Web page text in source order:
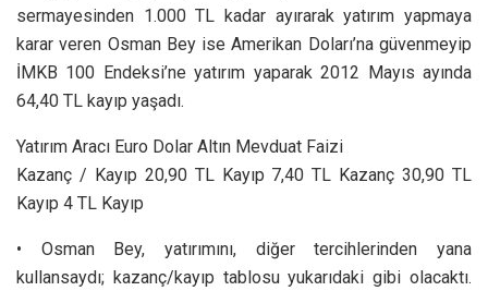
sermayesinden 1.000 TL kadar ayırarak yatırım yapmaya
karar veren Osman Bey ise Amerikan Doları’na güvenmeyip
İMKB 100 Endeksi’ne yatırım yaparak 2012 Mayıs ayında
64,40 TL kayıp yaşadı.
Yatırım Aracı Euro Dolar Altın Mevduat Faizi
Kazanç / Kayıp 20,90 TL Kayıp 7,40 TL Kazanç 30,90 TL
Kayıp 4 TL Kayıp
• Osman Bey, yatırımını, diğer tercihlerinden yana
kullansaydı; kazanç/kayıp tablosu yukarıdaki gibi olacaktı.